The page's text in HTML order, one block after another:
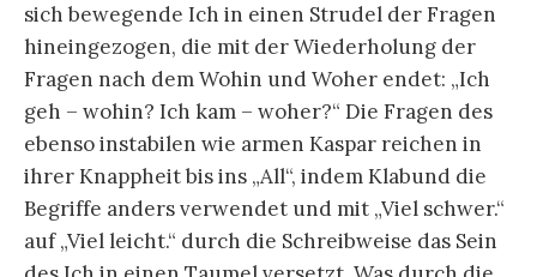
sich bewegende Ich in einen Strudel der Fragen
hineingezogen, die mit der Wiederholung der
Fragen nach dem Wohin und Woher endet: „Ich
geh – wohin? Ich kam – woher?“ Die Fragen des
ebenso instabilen wie armen Kaspar reichen in
ihrer Knappheit bis ins „All“, indem Klabund die
Begriffe anders verwendet und mit „Viel schwer.“
auf „Viel leicht.“ durch die Schreibweise das Sein